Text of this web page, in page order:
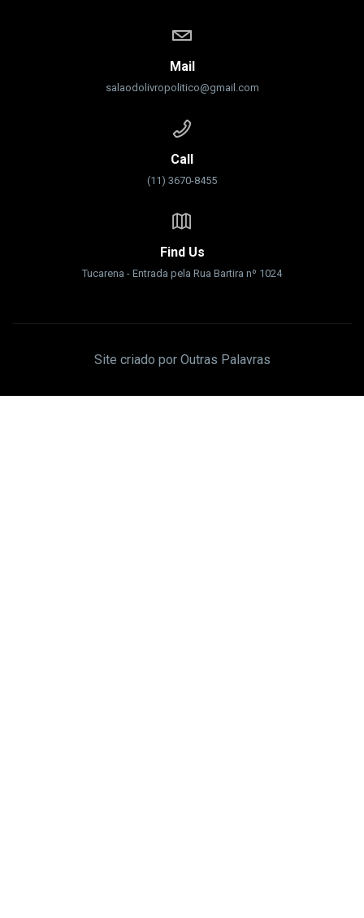
Mail
salaodolivropolitico@gmail.com
Call
(11) 3670-8455
Find Us
Tucarena - Entrada pela Rua Bartira nº 1024
Site criado por Outras Palavras